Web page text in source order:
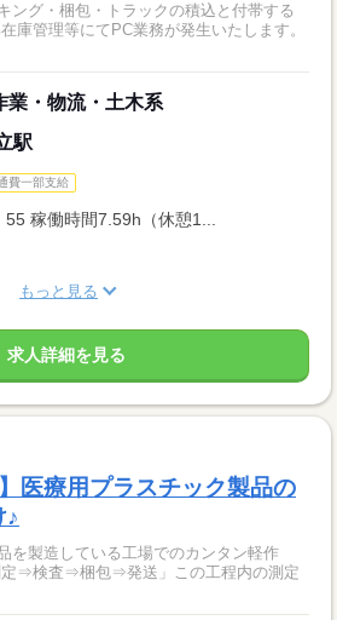
ング・梱包・トラックの積込と付帯する
庫管理等にてPC業務が発生いたします。
業・物流・土木系
駅
費一部支給
55 稼働時間7.59h（休憩1...
もっと見る
求人詳細を見る
医療用プラスチック製品の
♪
を製造している工場でのカンタン軽作
⇒検査⇒梱包⇒発送」この工程内の測定